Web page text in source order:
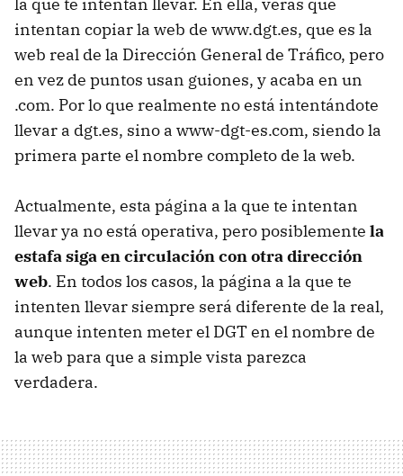
intentan copiar la web de www.dgt.es, que es la
web real de la Dirección General de Tráfico, pero
en vez de puntos usan guiones, y acaba en un
.com. Por lo que realmente no está intentándote
llevar a dgt.es, sino a www-dgt-es.com, siendo la
primera parte el nombre completo de la web.
Actualmente, esta página a la que te intentan
llevar ya no está operativa, pero posiblemente la
estafa siga en circulación con otra dirección
web. En todos los casos, la página a la que te
intenten llevar siempre será diferente de la real,
aunque intenten meter el DGT en el nombre de
la web para que a simple vista parezca
verdadera.